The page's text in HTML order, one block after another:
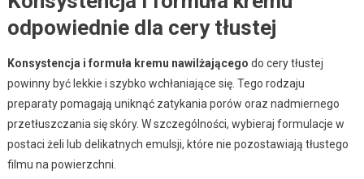
odpowiednie dla cery tłustej
Konsystencja i formuła kremu nawilżającego do cery tłustej
powinny być lekkie i szybko wchłaniające się. Tego rodzaju
preparaty pomagają uniknąć zatykania porów oraz nadmiernego
przetłuszczania się skóry. W szczególności, wybieraj formulacje w
postaci żeli lub delikatnych emulsji, które nie pozostawiają tłustego
filmu na powierzchni.